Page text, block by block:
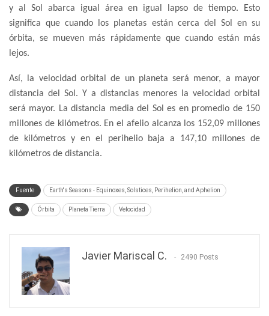
y al Sol abarca igual área en igual lapso de tiempo. Esto
significa que cuando los planetas están cerca del Sol en su
órbita, se mueven más rápidamente que cuando están más
lejos.
Así, la velocidad orbital de un planeta será menor, a mayor
distancia del Sol. Y a distancias menores la velocidad orbital
será mayor. La distancia media del Sol es en promedio de 150
millones de kilómetros. En el afelio alcanza los 152,09 millones
de kilómetros y en el perihelio baja a 147,10 millones de
kilómetros de distancia.
Fuente Earth's Seasons - Equinoxes, Solstices, Perihelion, and Aphelion
Órbita Planeta Tierra Velocidad
Javier Mariscal C. 2490 Posts